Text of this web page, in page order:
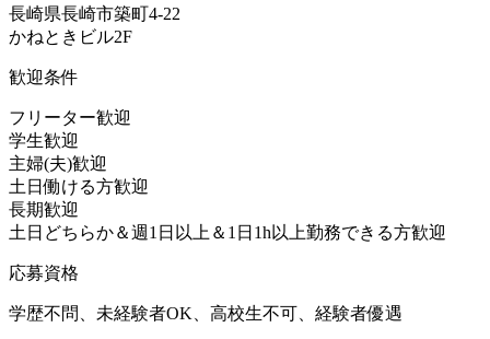
長崎県長崎市築町4-22
かねときビル2F
歓迎条件
フリーター歓迎
学生歓迎
主婦(夫)歓迎
土日働ける方歓迎
長期歓迎
土日どちらか＆週1日以上＆1日1h以上勤務できる方歓迎
応募資格
学歴不問、未経験者OK、高校生不可、経験者優遇